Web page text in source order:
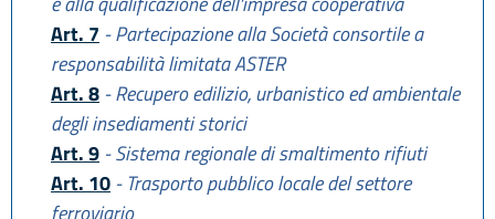
Art. 7 - Partecipazione alla Società consortile a
responsabilità limitata ASTER
Art. 8 - Recupero edilizio, urbanistico ed ambientale
degli insediamenti storici
Art. 9 - Sistema regionale di smaltimento rifiuti
Art. 10 - Trasporto pubblico locale del settore
ferroviario